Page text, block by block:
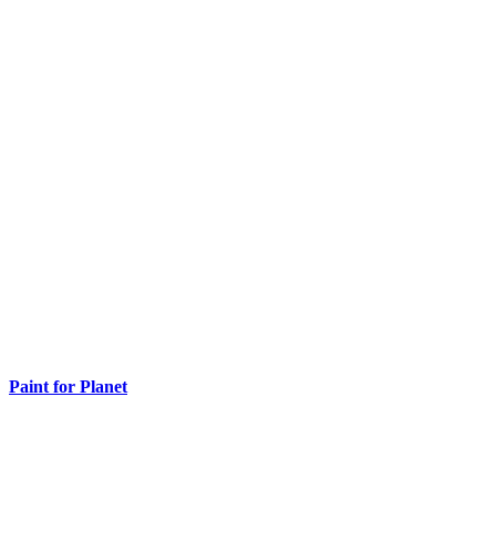
Paint for Planet